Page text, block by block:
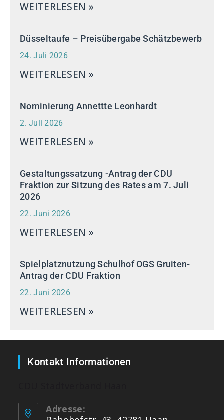
WEITERLESEN »
Düsseltaufe – Preisübergabe Schätzbewerb
24. Juli 2026
WEITERLESEN »
Nominierung Annettte Leonhardt
2. Juli 2026
WEITERLESEN »
Gestaltungssatzung -Antrag der CDU
Fraktion zur Sitzung des Rates am 7. Juli
2026
22. Juni 2026
WEITERLESEN »
Spielplatznutzung Schulhof OGS Gruiten-
Antrag der CDU Fraktion
22. Juni 2026
WEITERLESEN »
Kontakt Informationen
Adresse: